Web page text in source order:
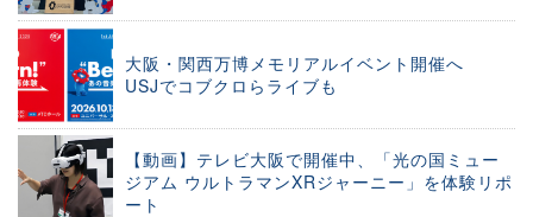
大阪・関西万博メモリアルイベント開催へ
USJでコブクロらライブも
【動画】テレビ大阪で開催中、「光の国ミュー
ジアム ウルトラマンXRジャーニー」を体験リポ
ート